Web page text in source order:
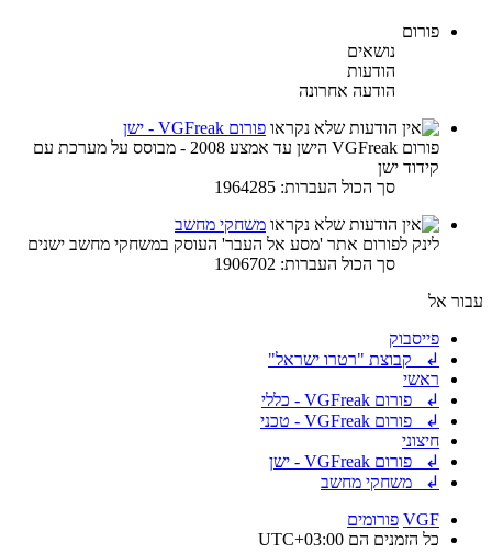
פורום
נושאים
הודעות
הודעה אחרונה
פורום VGFreak - ישן
פורום VGFreak הישן עד אמצע 2008 - מבוסס על מערכת עם
קידוד ישן
סך הכול העברות: 1964285
משחקי מחשב
לינק לפורום אתר 'מסע אל העבר' העוסק במשחקי מחשב ישנים
סך הכול העברות: 1906702
עבור אל
פייסבוק
↲ קבוצת "רטרו ישראל"
ראשי
↲ פורום VGFreak - כללי
↲ פורום VGFreak - טכני
חיצוני
↲ פורום VGFreak - ישן
↲ משחקי מחשב
VGF פורומים
כל הזמנים הם UTC+03:00